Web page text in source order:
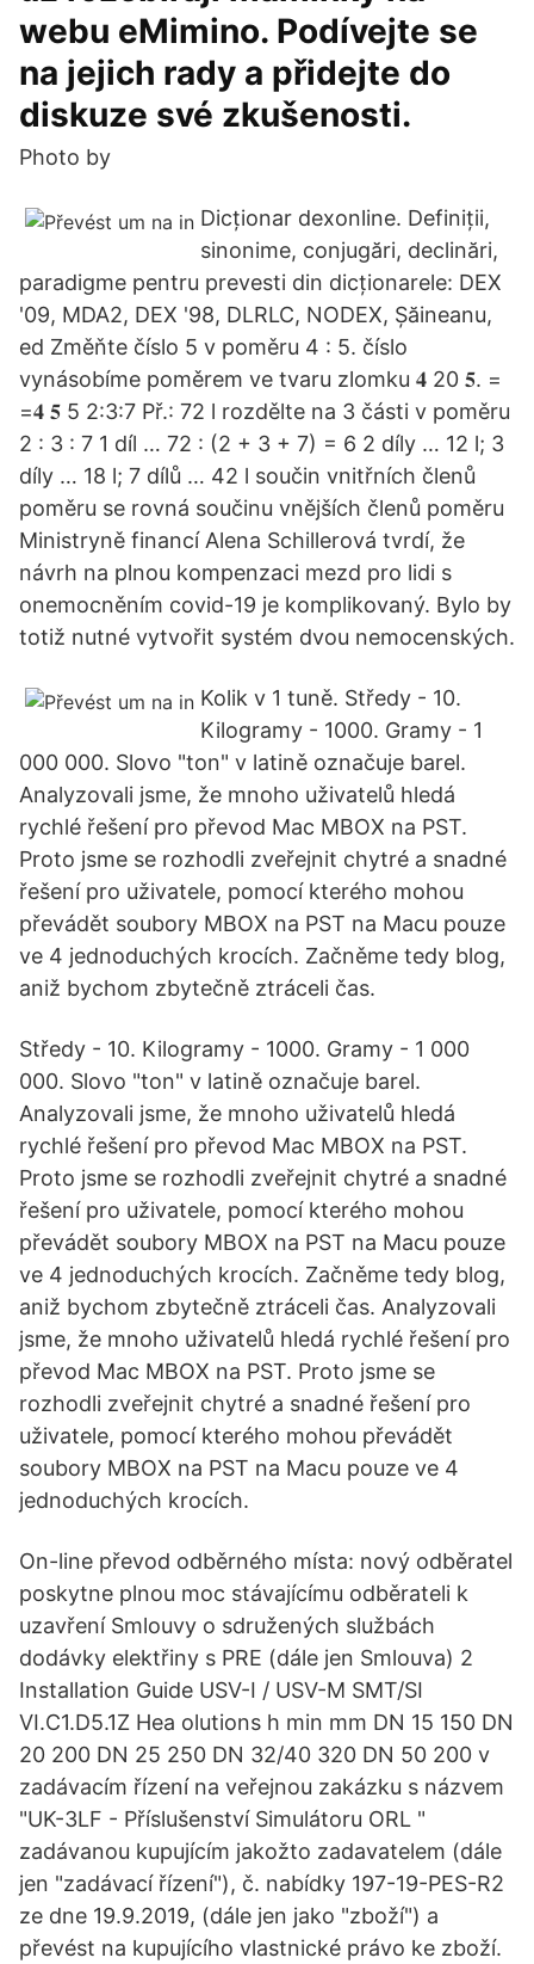
webu eMimino. Podívejte se
na jejich rady a přidejte do
diskuze své zkušenosti.
Photo by
Dicționar dexonline. Definiții,
sinonime, conjugări, declinări,
paradigme pentru prevesti din dicționarele: DEX
'09, MDA2, DEX '98, DLRLC, NODEX, Șăineanu,
ed Změňte číslo 5 v poměru 4 : 5. číslo
vynásobíme poměrem ve tvaru zlomku 𝟒 20 𝟓. =
=𝟒 𝟓 5 2:3:7 Př.: 72 l rozdělte na 3 části v poměru
2 : 3 : 7 1 díl … 72 : (2 + 3 + 7) = 6 2 díly … 12 l; 3
díly … 18 l; 7 dílů … 42 l součin vnitřních členů
poměru se rovná součinu vnějších členů poměru
Ministryně financí Alena Schillerová tvrdí, že
návrh na plnou kompenzaci mezd pro lidi s
onemocněním covid-19 je komplikovaný. Bylo by
totiž nutné vytvořit systém dvou nemocenských.
Kolik v 1 tuně. Středy - 10.
Kilogramy - 1000. Gramy - 1
000 000. Slovo "ton" v latině označuje barel.
Analyzovali jsme, že mnoho uživatelů hledá
rychlé řešení pro převod Mac MBOX na PST.
Proto jsme se rozhodli zveřejnit chytré a snadné
řešení pro uživatele, pomocí kterého mohou
převádět soubory MBOX na PST na Macu pouze
ve 4 jednoduchých krocích. Začněme tedy blog,
aniž bychom zbytečně ztráceli čas.
Středy - 10. Kilogramy - 1000. Gramy - 1 000
000. Slovo "ton" v latině označuje barel.
Analyzovali jsme, že mnoho uživatelů hledá
rychlé řešení pro převod Mac MBOX na PST.
Proto jsme se rozhodli zveřejnit chytré a snadné
řešení pro uživatele, pomocí kterého mohou
převádět soubory MBOX na PST na Macu pouze
ve 4 jednoduchých krocích. Začněme tedy blog,
aniž bychom zbytečně ztráceli čas. Analyzovali
jsme, že mnoho uživatelů hledá rychlé řešení pro
převod Mac MBOX na PST. Proto jsme se
rozhodli zveřejnit chytré a snadné řešení pro
uživatele, pomocí kterého mohou převádět
soubory MBOX na PST na Macu pouze ve 4
jednoduchých krocích.
On-line převod odběrného místa: nový odběratel
poskytne plnou moc stávajícímu odběrateli k
uzavření Smlouvy o sdružených službách
dodávky elektřiny s PRE (dále jen Smlouva) 2
Installation Guide USV-I / USV-M SMT/SI
VI.C1.D5.1Z Hea olutions h min mm DN 15 150 DN
20 200 DN 25 250 DN 32/40 320 DN 50 200 v
zadávacím řízení na veřejnou zakázku s názvem
"UK-3LF - Příslušenství Simulátoru ORL "
zadávanou kupujícím jakožto zadavatelem (dále
jen "zadávací řízení"), č. nabídky 197-19-PES-R2
ze dne 19.9.2019, (dále jen jako "zboží") a
převést na kupujícího vlastnické právo ke zboží.